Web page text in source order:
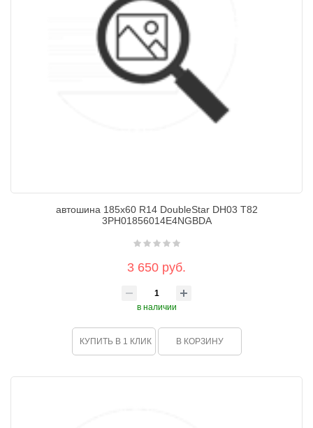
автошина 185х60 R14 DoubleStar DH03 T82
3PH01856014E4NGBDA
3 650 руб.
в наличии
КУПИТЬ В 1 КЛИК В КОРЗИНУ